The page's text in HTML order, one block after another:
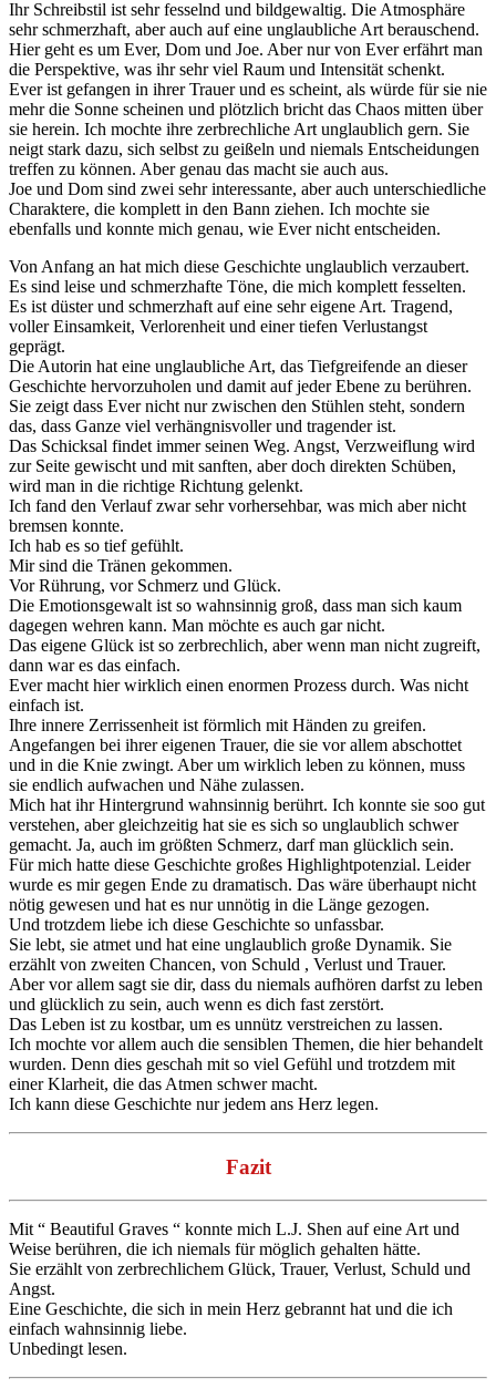
Ihr Schreibstil ist sehr fesselnd und bildgewaltig. Die Atmosphäre
sehr schmerzhaft, aber auch auf eine unglaubliche Art berauschend.
Hier geht es um Ever, Dom und Joe. Aber nur von Ever erfährt man
die Perspektive, was ihr sehr viel Raum und Intensität schenkt.
Ever ist gefangen in ihrer Trauer und es scheint, als würde für sie nie
mehr die Sonne scheinen und plötzlich bricht das Chaos mitten über
sie herein. Ich mochte ihre zerbrechliche Art unglaublich gern. Sie
neigt stark dazu, sich selbst zu geißeln und niemals Entscheidungen
treffen zu können. Aber genau das macht sie auch aus.
Joe und Dom sind zwei sehr interessante, aber auch unterschiedliche
Charaktere, die komplett in den Bann ziehen. Ich mochte sie
ebenfalls und konnte mich genau, wie Ever nicht entscheiden.
Von Anfang an hat mich diese Geschichte unglaublich verzaubert.
Es sind leise und schmerzhafte Töne, die mich komplett fesselten.
Es ist düster und schmerzhaft auf eine sehr eigene Art. Tragend,
voller Einsamkeit, Verlorenheit und einer tiefen Verlustangst
geprägt.
Die Autorin hat eine unglaubliche Art, das Tiefgreifende an dieser
Geschichte hervorzuholen und damit auf jeder Ebene zu berühren.
Sie zeigt dass Ever nicht nur zwischen den Stühlen steht, sondern
das, dass Ganze viel verhängnisvoller und tragender ist.
Das Schicksal findet immer seinen Weg. Angst, Verzweiflung wird
zur Seite gewischt und mit sanften, aber doch direkten Schüben,
wird man in die richtige Richtung gelenkt.
Ich fand den Verlauf zwar sehr vorhersehbar, was mich aber nicht
bremsen konnte.
Ich hab es so tief gefühlt.
Mir sind die Tränen gekommen.
Vor Rührung, vor Schmerz und Glück.
Die Emotionsgewalt ist so wahnsinnig groß, dass man sich kaum
dagegen wehren kann. Man möchte es auch gar nicht.
Das eigene Glück ist so zerbrechlich, aber wenn man nicht zugreift,
dann war es das einfach.
Ever macht hier wirklich einen enormen Prozess durch. Was nicht
einfach ist.
Ihre innere Zerrissenheit ist förmlich mit Händen zu greifen.
Angefangen bei ihrer eigenen Trauer, die sie vor allem abschottet
und in die Knie zwingt. Aber um wirklich leben zu können, muss
sie endlich aufwachen und Nähe zulassen.
Mich hat ihr Hintergrund wahnsinnig berührt. Ich konnte sie soo gut
verstehen, aber gleichzeitig hat sie es sich so unglaublich schwer
gemacht. Ja, auch im größten Schmerz, darf man glücklich sein.
Für mich hatte diese Geschichte großes Highlightpotenzial. Leider
wurde es mir gegen Ende zu dramatisch. Das wäre überhaupt nicht
nötig gewesen und hat es nur unnötig in die Länge gezogen.
Und trotzdem liebe ich diese Geschichte so unfassbar.
Sie lebt, sie atmet und hat eine unglaublich große Dynamik. Sie
erzählt von zweiten Chancen, von Schuld , Verlust und Trauer.
Aber vor allem sagt sie dir, dass du niemals aufhören darfst zu leben
und glücklich zu sein, auch wenn es dich fast zerstört.
Das Leben ist zu kostbar, um es unnütz verstreichen zu lassen.
Ich mochte vor allem auch die sensiblen Themen, die hier behandelt
wurden. Denn dies geschah mit so viel Gefühl und trotzdem mit
einer Klarheit, die das Atmen schwer macht.
Ich kann diese Geschichte nur jedem ans Herz legen.
Fazit
Mit “ Beautiful Graves “ konnte mich L.J. Shen auf eine Art und
Weise berühren, die ich niemals für möglich gehalten hätte.
Sie erzählt von zerbrechlichem Glück, Trauer, Verlust, Schuld und
Angst.
Eine Geschichte, die sich in mein Herz gebrannt hat und die ich
einfach wahnsinnig liebe.
Unbedingt lesen.